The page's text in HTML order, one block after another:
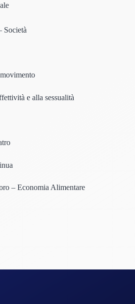
Società
e alla sessualità
– Economia Alimentare